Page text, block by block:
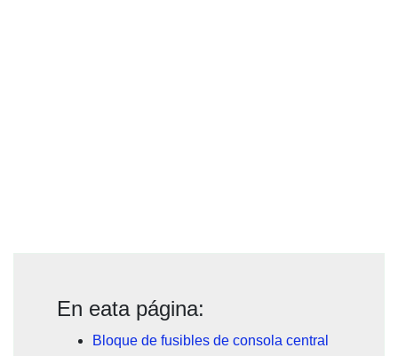
En eata página:
Bloque de fusibles de consola central